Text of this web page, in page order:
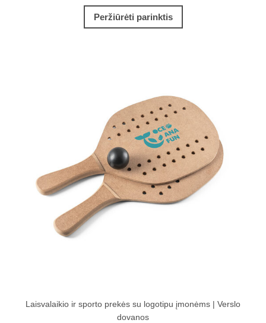
Peržiūrėti parinktis
Laisvalaikio ir sporto prekės su logotipu įmonėms | Verslo
dovanos